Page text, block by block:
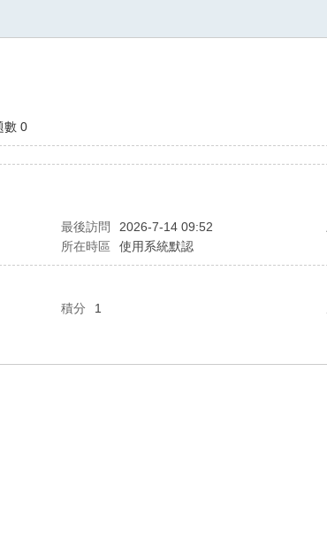
數 0
最後訪問 2026-7-14 09:52
所在時區 使用系統默認
積分 1